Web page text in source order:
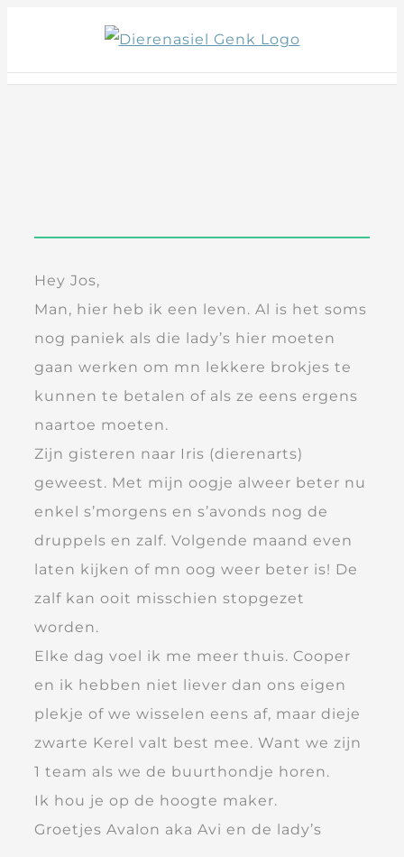
content
Hey Jos,
Man, hier heb ik een leven. Al is het soms
nog paniek als die lady’s hier moeten
gaan werken om mn lekkere brokjes te
kunnen te betalen of als ze eens ergens
naartoe moeten.
Zijn gisteren naar Iris (dierenarts)
geweest. Met mijn oogje alweer beter nu
enkel s’morgens en s’avonds nog de
druppels en zalf. Volgende maand even
laten kijken of mn oog weer beter is! De
zalf kan ooit misschien stopgezet
worden.
Elke dag voel ik me meer thuis. Cooper
en ik hebben niet liever dan ons eigen
plekje of we wisselen eens af, maar dieje
zwarte Kerel valt best mee. Want we zijn
1 team als we de buurthondje horen.
Ik hou je op de hoogte maker.
Groetjes Avalon aka Avi en de lady’s